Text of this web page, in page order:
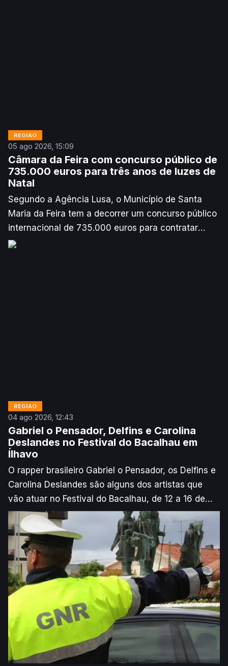
REGIÃO
05 ago 2026, 15:09
Câmara da Feira com concurso público de
735.000 euros para três anos de luzes de
Natal
Segundo a Agência Lusa, o Município de Santa
Maria da Feira tem a decorrer um concurso público
internacional de 735.000 euros para contratar
iluminações natalícias por um período de três anos,
REGIÃO
04 ago 2026, 12:43
Gabriel o Pensador, Delfins e Carolina
Deslandes no Festival do Bacalhau em
Ílhavo
O rapper brasileiro Gabriel o Pensador, os Delfins e
Carolina Deslandes são alguns dos artistas que
vão atuar no Festival do Bacalhau, de 12 a 16 de
agosto, em Ílhavo, no distrito de Aveiro, anunciou,
esta terça-feira, a organização, segundo a
Agência Lusa.